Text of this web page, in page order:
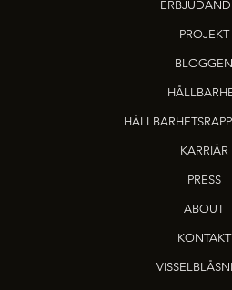
PROJEKT
BLOGGEN
KARRIÄR
PRESS
ABOUT
KONTAKT